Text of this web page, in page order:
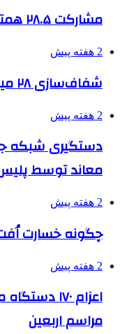
مشارکت ۲۸.۵ همتی خیران در مدرسه‌سازی
2 هفته پیش
شفاف‌سازی ۲۸ میلیارد یورو تعهدات ارزی
2 هفته پیش
دستگیری شبکه
معاند توسط
2 هفته پیش
چگونه خسارت
2 هفته پیش
اعزام ۱۷۰
مراسم اربعین